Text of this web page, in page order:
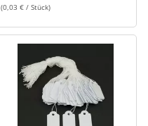
(0,03 € / Stück)